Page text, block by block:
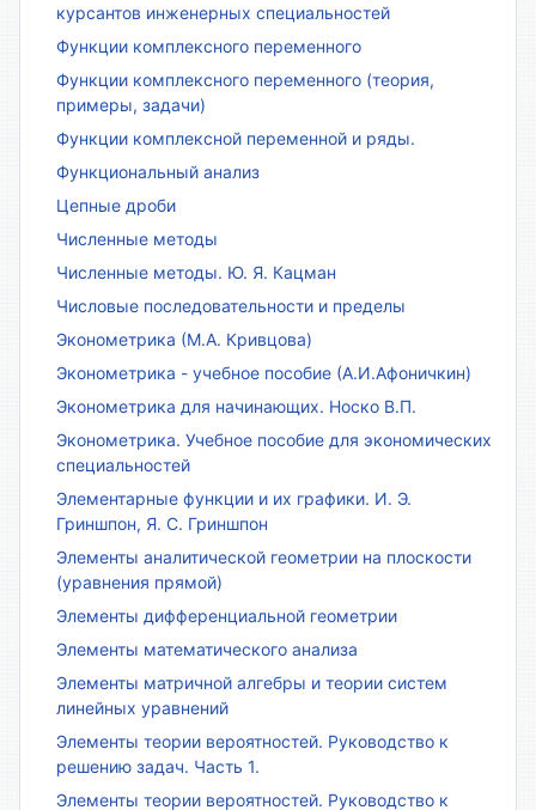
курсантов инженерных специальностей
Функции комплексного переменного
Функции комплексного переменного (теория,
примеры, задачи)
Функции комплексной переменной и ряды.
Функциональный анализ
Цепные дроби
Численные методы
Численные методы. Ю. Я. Кацман
Числовые последовательности и пределы
Эконометрика (М.А. Кривцова)
Эконометрика - учебное пособие (А.И.Афоничкин)
Эконометрика для начинающих. Носко В.П.
Эконометрика. Учебное пособие для экономических
специальностей
Элементарные функции и их графики. И. Э.
Гриншпон, Я. С. Гриншпон
Элементы аналитической геометрии на плоскости
(уравнения прямой)
Элементы дифференциальной геометрии
Элементы математического анализа
Элементы матричной алгебры и теории систем
линейных уравнений
Элементы теории вероятностей. Руководство к
решению задач. Часть 1.
Элементы теории вероятностей. Руководство к